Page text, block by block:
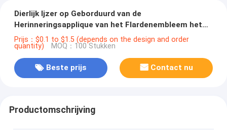
Dierlijk Ijzer op Geborduurd van de
Herinneringsapplique van het Flardenembleem het
Borduurwerkflard
Prijs：$0.1 to $1.5 (depends on the design and order
quantity) MOQ：100 Stukken
Beste prijs Contact nu
Productomschrijving